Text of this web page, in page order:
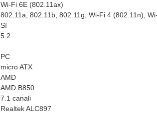
Wi-Fi 6E (802.11ax)
802.11a, 802.11b, 802.11g, Wi-Fi 4 (802.11n),
Sì
5.2
PC
micro ATX
AMD
AMD B850
7.1 canali
Realtek ALC897